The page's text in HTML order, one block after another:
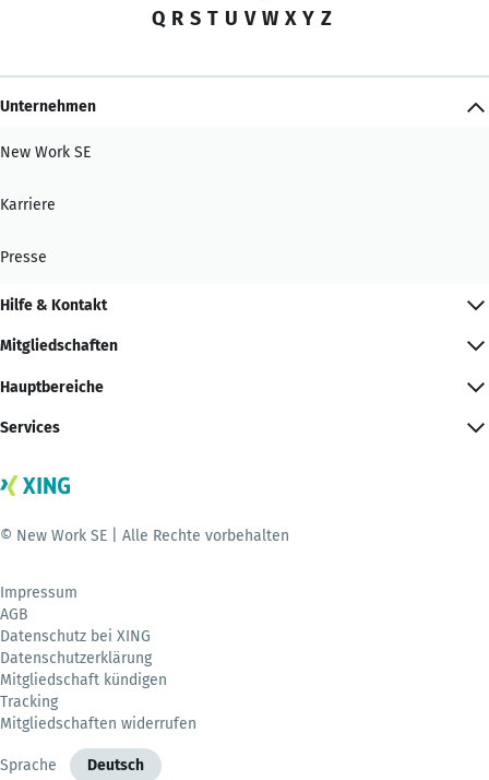
Q R S T U V W X Y Z
Unternehmen
New Work SE
Karriere
Presse
Hilfe & Kontakt
Mitgliedschaften
Hauptbereiche
Services
© New Work SE | Alle Rechte vorbehalten
Impressum
AGB
Datenschutz bei XING
Datenschutzerklärung
Mitgliedschaft kündigen
Tracking
Mitgliedschaften widerrufen
Sprache Deutsch